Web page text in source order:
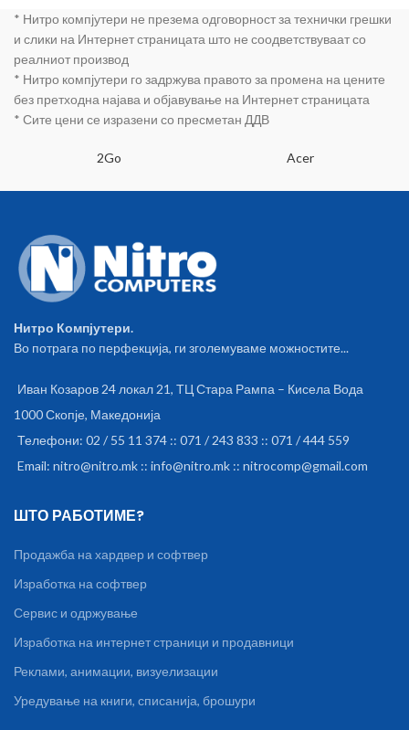
* Нитро компјутери не презема одговорност за технички грешки
и слики на Интернет страницата што не соодветствуваат со
реалниот производ
* Нитро компјутери го задржува правото за промена на цените
без претходна најава и објавување на Интернет страницата
* Сите цени се изразени со пресметан ДДВ
2Go Acer
Нитро Компјутери.
Во потрага по перфекција, ги зголемуваме можностите...
Иван Козаров 24 локал 21, ТЦ Стара Рампа – Кисела Вода
1000 Скопје, Македонија
Телефони: 02 / 55 11 374 :: 071 / 243 833 :: 071 / 444 559
Email: nitro@nitro.mk :: info@nitro.mk :: nitrocomp@gmail.com
ШТО РАБОТИМЕ?
Продажба на хардвер и софтвер
Изработка на софтвер
Сервис и одржување
Изработка на интернет страници и продавници
Реклами, анимации, визуелизации
Уредување на книги, списанија, брошури